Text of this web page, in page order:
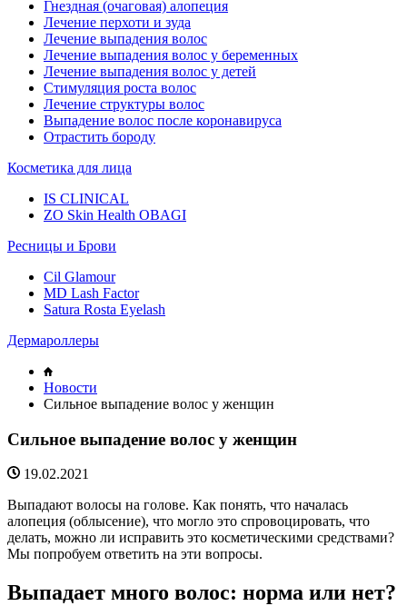
Гнездная (очаговая) алопеция
Лечение перхоти и зуда
Лечение выпадения волос
Лечение выпадения волос у беременных
Лечение выпадения волос у детей
Стимуляция роста волос
Лечение структуры волос
Выпадение волос после коронавируса
Отрастить бороду
Косметика для лица
IS CLINICAL
ZO Skin Health OBAGI
Ресницы и Брови
Cil Glamour
MD Lash Factor
Satura Rosta Eyelash
Дермароллеры
Новости
Сильное выпадение волос у женщин
Сильное выпадение волос у женщин
19.02.2021
Выпадают волосы на голове. Как понять, что началась
алопеция (облысение), что могло это спровоцировать, что
делать, можно ли исправить это косметическими средствами?
Мы попробуем ответить на эти вопросы.
Выпадает много волос: норма или нет?